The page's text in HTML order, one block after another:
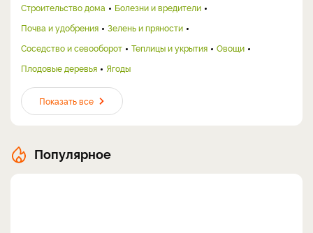
Строительство дома
Болезни и вредители
Почва и удобрения
Зелень и пряности
Соседство и севооборот
Теплицы и укрытия
Овощи
Плодовые деревья
Ягоды
Показать все
Популярное